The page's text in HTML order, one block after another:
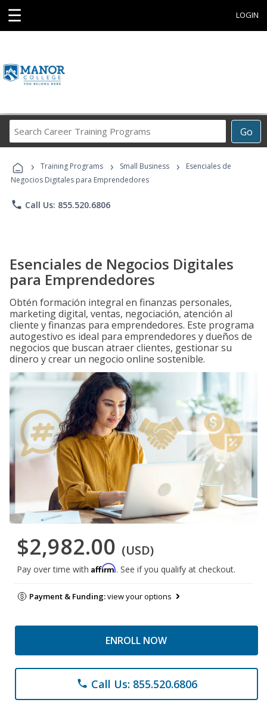
☰ LOGIN
Go
Career
Programs
› Training Programs › Small Business ›
Esenciales de
Negocios Digitales para Emprendedores
phone Call Us: 855.520.6806
Esenciales de Negocios Digitales
para Emprendedores
Obtén formación integral en finanzas personales,
marketing digital, ventas, negociación, atención al
cliente y finanzas para emprendedores. Este programa
autogestivo es ideal para emprendedores y dueños de
negocios que buscan atraer clientes, gestionar su
dinero y crear un negocio online sostenible.
$2,982.00 (USD)
Pay over time with Affirm. See if you qualify at checkout.
Payment & Funding:view your options
ENROLL NOW
phone Call Us: 855.520.6806